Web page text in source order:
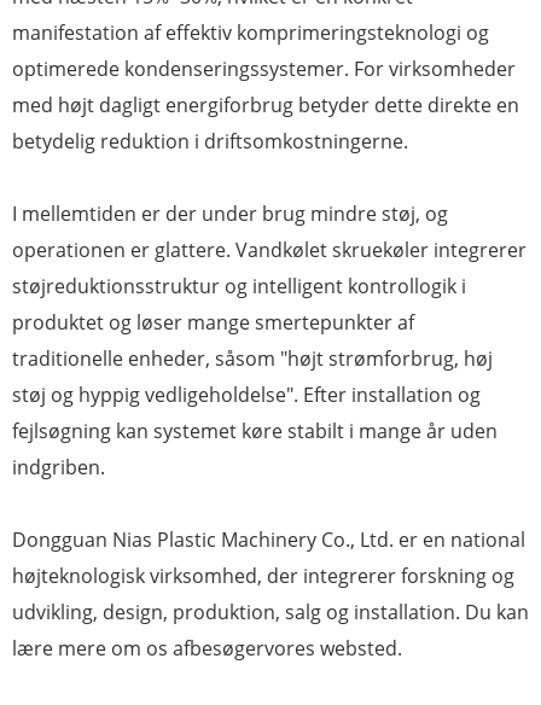
manifestation af effektiv komprimeringsteknologi og
optimerede kondenseringssystemer. For virksomheder
med højt dagligt energiforbrug betyder dette direkte en
betydelig reduktion i driftsomkostningerne.
I mellemtiden er der under brug mindre støj, og
operationen er glattere. Vandkølet skruekøler integrerer
støjreduktionsstruktur og intelligent kontrollogik i
produktet og løser mange smertepunkter af
traditionelle enheder, såsom "højt strømforbrug, høj
støj og hyppig vedligeholdelse". Efter installation og
fejlsøgning kan systemet køre stabilt i mange år uden
indgriben.
Dongguan Nias Plastic Machinery Co., Ltd. er en national
højteknologisk virksomhed, der integrerer forskning og
udvikling, design, produktion, salg og installation. Du kan
lære mere om os afbesøgervores websted.